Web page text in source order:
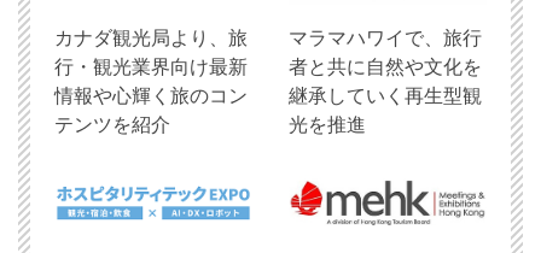
​カナダ観光局より、旅
行・観光業界向け最新
情報や心輝く旅のコン
テンツを紹介
マラマハワイで、旅行
者と共に自然や文化を
継承していく再生型観
光を推進